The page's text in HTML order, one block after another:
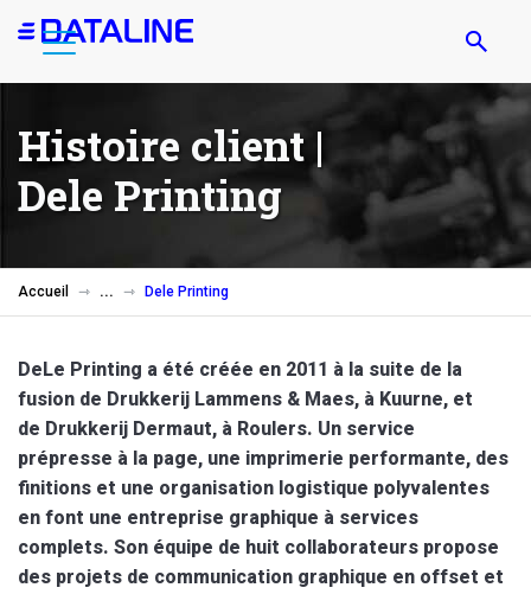
au
Histoire client |
Dele Printing
Accueil Dele Printing
DeLe Printing a été créée en 2011 à la suite de la
fusion de Drukkerij Lammens & Maes, à Kuurne, et
de Drukkerij Dermaut, à Roulers. Un service
prépresse à la page, une imprimerie performante, des
finitions et une organisation logistique polyvalentes
en font une entreprise graphique à services
complets. Son équipe de huit collaborateurs propose
des projets de communication graphique en offset et